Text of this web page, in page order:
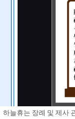
하늘휴는 장례 및 제사